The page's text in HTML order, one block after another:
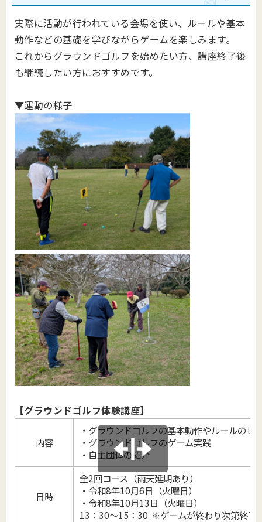
実際に活動が行われている会場を使い、ルールや基本
動作などの基礎を学びながらゲームを楽しみます。
これからグラウンドゴルフを始めたい方、講座終了後
も継続したい方におすすめです。
▼運動の様子
【グラウンドゴルフ体験講座】
内容
・グラウンドゴルフの基本動作やルールのレ
・グラウンドゴルフのゲーム実践
・自主団体の紹介
日時
全2回コース（雨天延期あり）
・令和8年10月6日（火曜日）
・令和8年10月13日（火曜日）
13：30～15：30 ※ゲームが終わり次第終了